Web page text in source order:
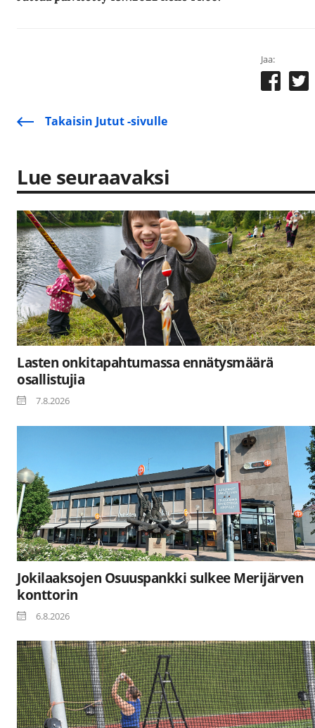
Jaa:
Takaisin Jutut -sivulle
Lue seuraavaksi
Lasten onkitapahtumassa ennätysmäärä
osallistujia
7.8.2026
Jokilaaksojen Osuuspankki sulkee Merijärven
konttorin
6.8.2026